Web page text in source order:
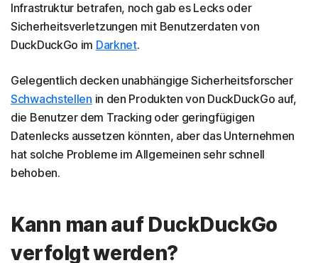
Infrastruktur betrafen, noch gab es Lecks oder
Sicherheitsverletzungen mit Benutzerdaten von
DuckDuckGo im Darknet.
Gelegentlich decken unabhängige Sicherheitsforscher
Schwachstellen in den Produkten von DuckDuckGo auf,
die Benutzer dem Tracking oder geringfügigen
Datenlecks aussetzen könnten, aber das Unternehmen
hat solche Probleme im Allgemeinen sehr schnell
behoben.
Kann man auf DuckDuckGo
verfolgt werden?